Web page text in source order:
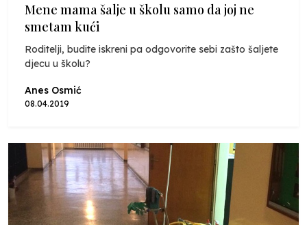
Mene mama šalje u školu samo da joj ne
smetam kući
Roditelji, budite iskreni pa odgovorite sebi zašto šaljete
djecu u školu?
Anes Osmić
08.04.2019